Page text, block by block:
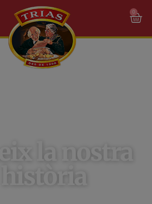
0
la nostra
història